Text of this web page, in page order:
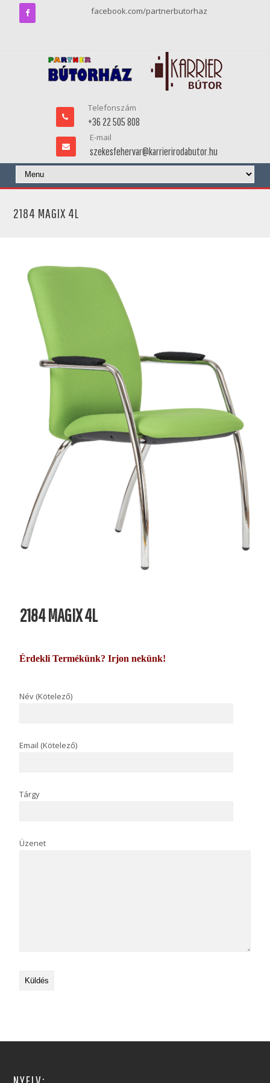
facebook.com/partnerbutorhaz
Telefonszám
+36 22 505 808
E-mail
szekesfehervar@karrierirodabutor.hu
2184 MAGIX 4L
2184 MAGIX 4L
Érdekli Termékünk? Irjon nekünk!
Név (Kötelező)
Email (Kötelező)
Tárgy
Üzenet